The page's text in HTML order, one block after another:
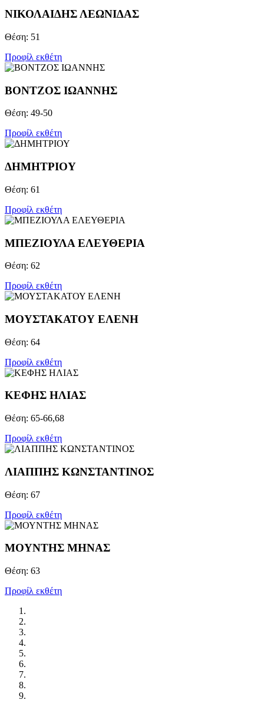
ΝΙΚΟΛΑΙΔΗΣ ΛΕΩΝΙΔΑΣ
Θέση: 51
Προφίλ εκθέτη
ΒΟΝΤΖOΣ ΙΩΑΝΝΗΣ
Θέση: 49-50
Προφίλ εκθέτη
ΔΗΜΗΤΡΙΟΥ
Θέση: 61
Προφίλ εκθέτη
ΜΠΕΖΙΟΥΛΑ ΕΛΕΥΘΕΡΙΑ
Θέση: 62
Προφίλ εκθέτη
ΜΟΥΣΤΑΚΑΤΟΥ ΕΛΕΝΗ
Θέση: 64
Προφίλ εκθέτη
ΚΕΦΗΣ ΗΛΙΑΣ
Θέση: 65-66,68
Προφίλ εκθέτη
ΛΙΑΠΠΗΣ KΩΝΣΤΑΝΤΙΝΟΣ
Θέση: 67
Προφίλ εκθέτη
ΜΟΥΝΤΗΣ ΜΗΝΑΣ
Θέση: 63
Προφίλ εκθέτη